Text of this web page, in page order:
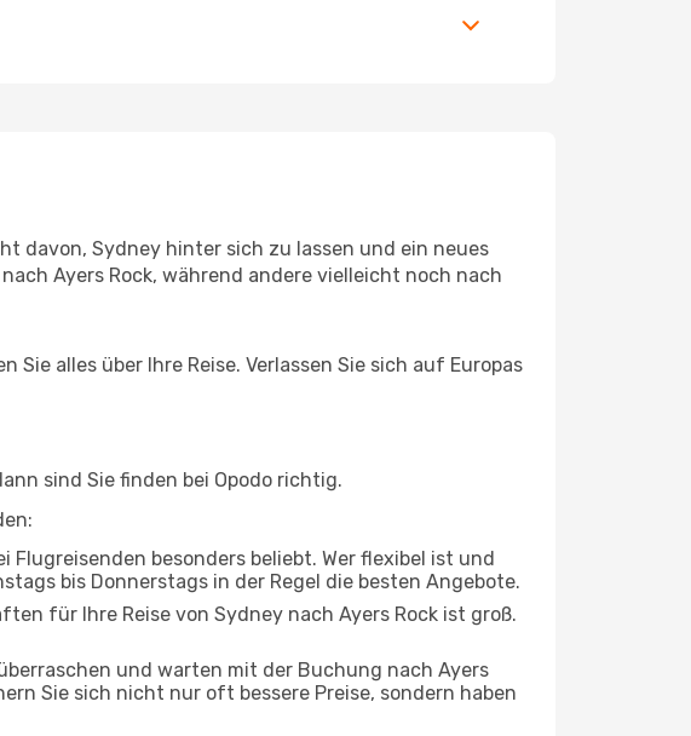
davon, Sydney hinter sich zu lassen und ein neues
Ayers Rock, während andere vielleicht noch nach
alles über Ihre Reise. Verlassen Sie sich auf Europas
sind Sie finden bei Opodo richtig.
Flugreisenden besonders beliebt. Wer flexibel ist und
bis Donnerstags in der Regel die besten Angebote.
für Ihre Reise von Sydney nach Ayers Rock ist groß.
und warten mit der Buchung nach Ayers
Sie sich nicht nur oft bessere Preise, sondern haben